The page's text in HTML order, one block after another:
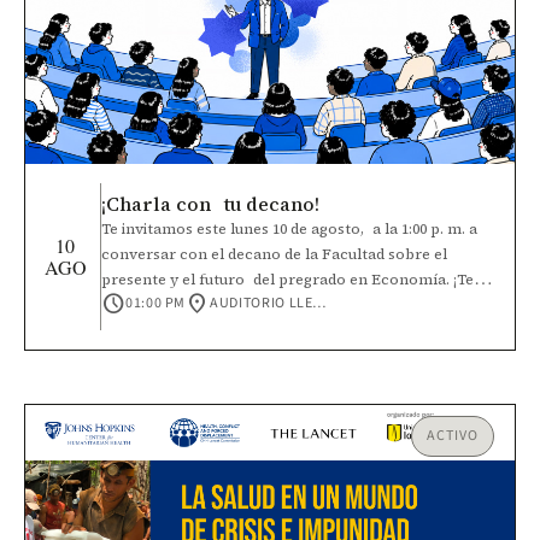
mejores empleos y contribuir a resultados más
equitativos para la población de la región.
10
AGO
¡Charla con tu decano!
Te invitamos este lunes 10 de agosto, a la 1:00 p. m. a
conversar con el decano de la Facultad sobre el
presente y el futuro del pregrado en Economía. ¡Te
esperamos!
schedule01:00 PM location_on AUDITORIO LLERAS
ACTIVO